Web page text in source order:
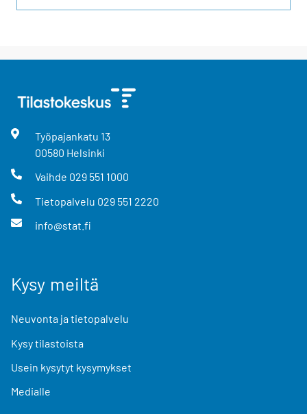
Työpajankatu 13
00580 Helsinki
Vaihde 029 551 1000
Tietopalvelu 029 551 2220
info@stat.fi
Kysy meiltä
Neuvonta ja tietopalvelu
Kysy tilastoista
Usein kysytyt kysymykset
Medialle